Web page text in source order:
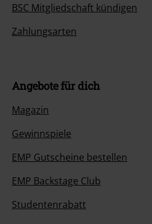
BSC Mitgliedschaft kündigen
Zahlungsarten
Angebote für dich
Magazin
Gewinnspiele
EMP Gutscheine bestellen
EMP Backstage Club
Studentenrabatt